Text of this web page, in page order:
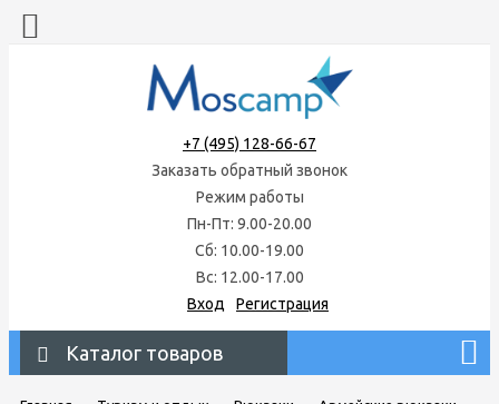
+7 (495) 128-66-67
Заказать обратный звонок
Режим работы
Пн-Пт: 9.00-20.00
Сб: 10.00-19.00
Вс: 12.00-17.00
Вход
Регистрация
Каталог товаров